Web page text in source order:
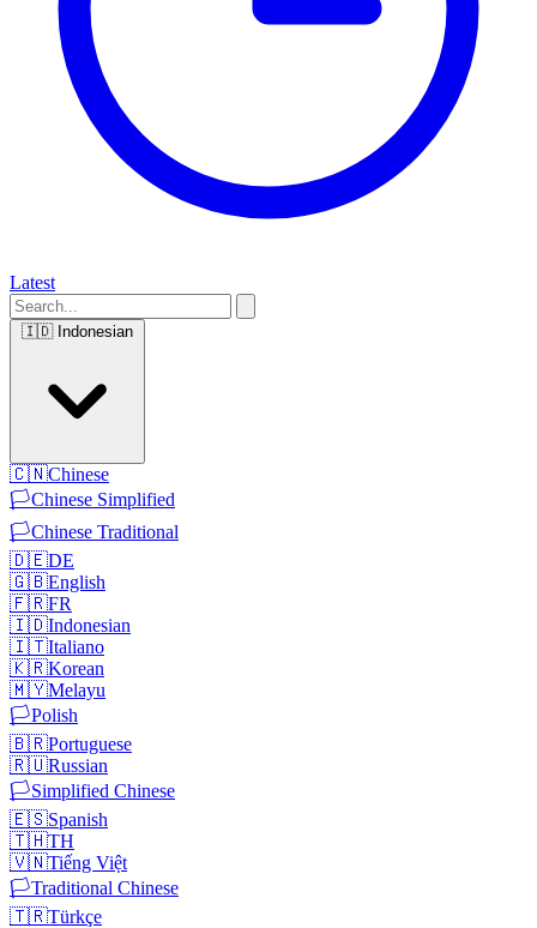
Latest
🇮🇩 Indonesian
🇨🇳Chinese
🏳️Chinese Simplified
🏳️Chinese Traditional
🇩🇪DE
🇬🇧English
🇫🇷FR
🇮🇩Indonesian
🇮🇹Italiano
🇰🇷Korean
🇲🇾Melayu
🏳️Polish
🇧🇷Portuguese
🇷🇺Russian
🏳️Simplified Chinese
🇪🇸Spanish
🇹🇭TH
🇻🇳Tiếng Việt
🏳️Traditional Chinese
🇹🇷Türkçe